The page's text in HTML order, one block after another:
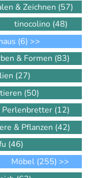
& Zeichnen (57)
tinocolino (48)
(6) >>
& Formen (83)
(27)
(50)
Perlenbretter (12)
& Pflanzen (42)
(46)
Möbel (255) >>